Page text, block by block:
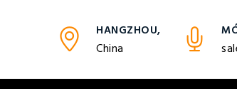
HANGZHOU,
China